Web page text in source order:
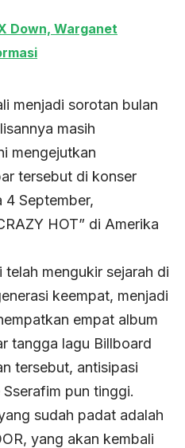
Down, Warganet
menjadi sorotan bulan
masih
mengejutkan
tersebut di konser
4 September,
HOT” di Amerika
mengukir sejarah di
keempat, menjadi
empat album
tangga lagu Billboard
tersebut, antisipasi
pun tinggi.
sudah padat adalah
yang akan kembali